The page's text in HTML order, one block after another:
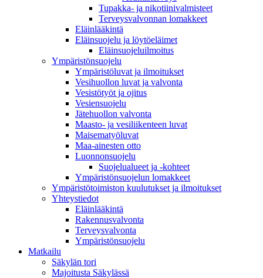
Tupakka- ja nikotiinivalmisteet
Terveysvalvonnan lomakkeet
Eläinlääkintä
Eläinsuojelu ja löytöeläimet
Eläinsuojeluilmoitus
Ympäristönsuojelu
Ympäristöluvat ja ilmoitukset
Vesihuollon luvat ja valvonta
Vesistötyöt ja ojitus
Vesiensuojelu
Jätehuollon valvonta
Maasto- ja vesiliikenteen luvat
Maisematyöluvat
Maa-ainesten otto
Luonnonsuojelu
Suojelualueet ja -kohteet
Ympäristönsuojelun lomakkeet
Ympäristötoimiston kuulutukset ja ilmoitukset
Yhteystiedot
Eläinlääkintä
Rakennusvalvonta
Terveysvalvonta
Ympäristönsuojelu
Mat­kailu
Säkylän tori
Majoitusta Säkylässä